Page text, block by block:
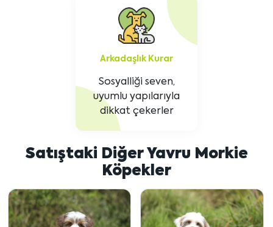
Arkadaşlık Kurar
Sosyalliği seven,
uyumlu yapılarıyla
dikkat çekerler
Satıştaki Diğer Yavru Morkie
Köpekler